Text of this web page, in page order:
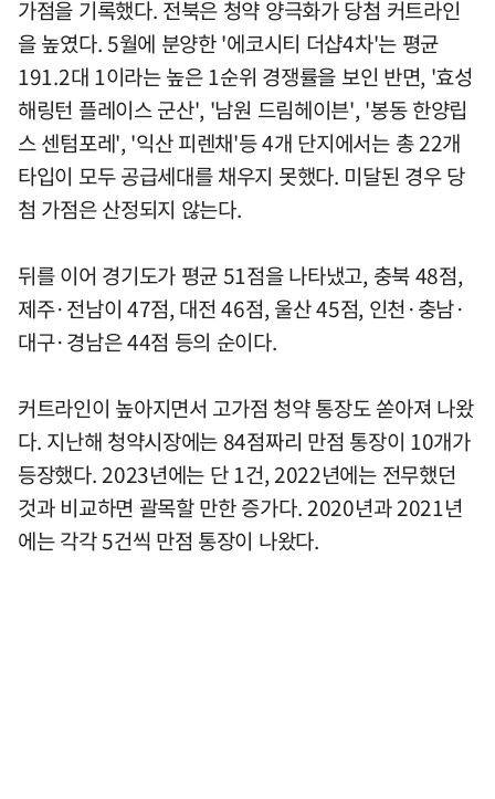
가점을 기록했다. 전북은 청약 양극화가 당첨 커트라인
을 높였다. 5월에 분양한 '에코시티 더샵4차'는 평균
191.2대 1이라는 높은 1순위 경쟁률을 보인 반면, '효성
해링턴 플레이스 군산', '남원 드림헤이븐', '봉동 한양립
스 센텀포레', '익산 피렌채'등 4개 단지에서는 총 22개
타입이 모두 공급세대를 채우지 못했다. 미달된 경우 당
첨 가점은 산정되지 않는다.
뒤를 이어 경기도가 평균 51점을 나타냈고, 충북 48점,
제주·전남이 47점, 대전 46점, 울산 45점, 인천·충남·
대구·경남은 44점 등의 순이다.
커트라인이 높아지면서 고가점 청약 통장도 쏟아져 나왔
다. 지난해 청약시장에는 84점짜리 만점 통장이 10개가
등장했다. 2023년에는 단 1건, 2022년에는 전무했던
것과 비교하면 괄목할 만한 증가다. 2020년과 2021년
에는 각각 5건씩 만점 통장이 나왔다.